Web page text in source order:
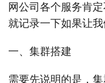
网公司各个服务肯
就记录一下如果让我
一、集群搭建
需要先说明的是，